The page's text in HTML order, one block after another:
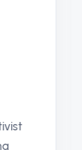
figure who